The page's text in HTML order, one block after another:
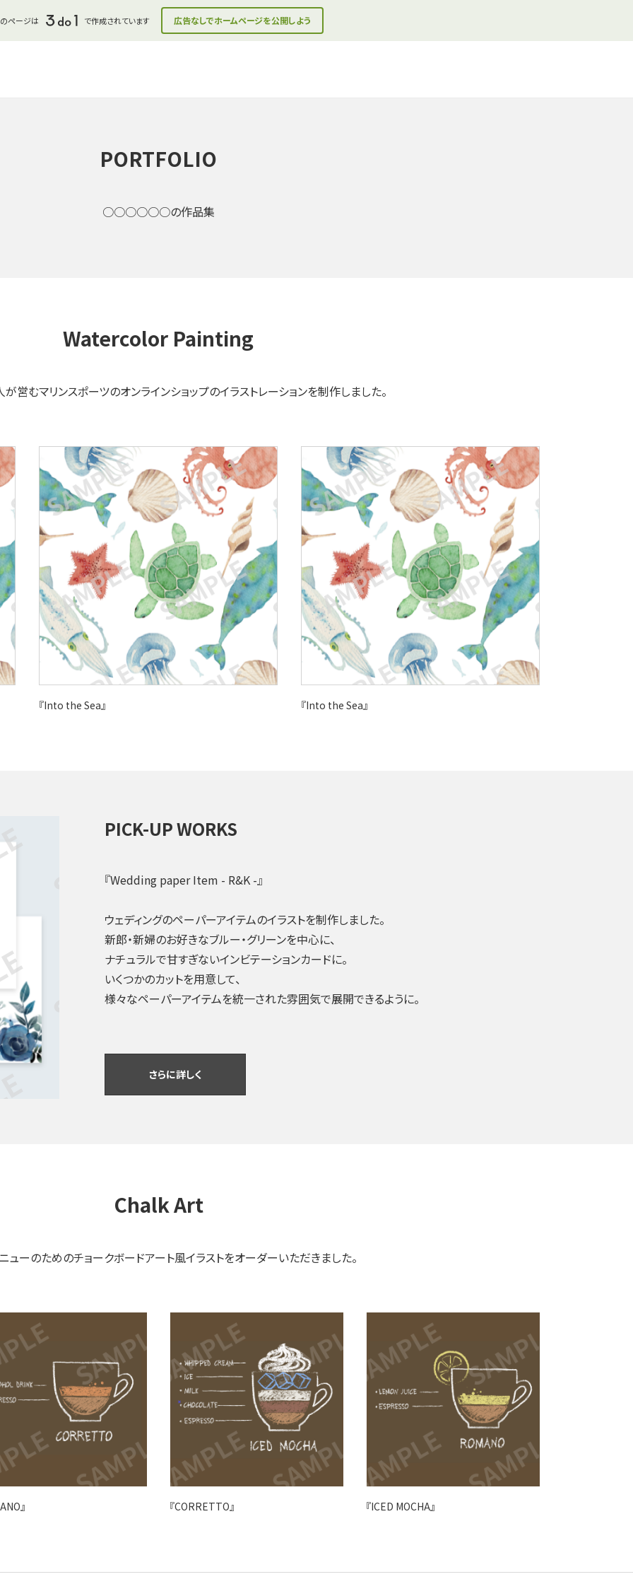
ページは で作成されています 広告なしでホームページを公開しよう
PORTFOLIO
○○○○○○の作品集
Watercolor Painting
営むマリンスポーツのオンラインショップのイラストレーションを制作しました。
『Into the Sea』 『Into the Sea』
PICK-UP WORKS
『Wedding paper Item - R&K -』
ウェディングのペーパーアイテムのイラストを制作しました。
新郎・新婦のお好きなブルー・グリーンを中心に、
ナチュラルで甘すぎないインビテーションカードに。
いくつかのカットを用意して、
様々なペーパーアイテムを統一された雰囲気で展開できるように。
さらに詳しく
Chalk Art
ューのためのチョークボードアート風イラストをオーダーいただきました。
』 『CORRETTO』 『ICED MOCHA』